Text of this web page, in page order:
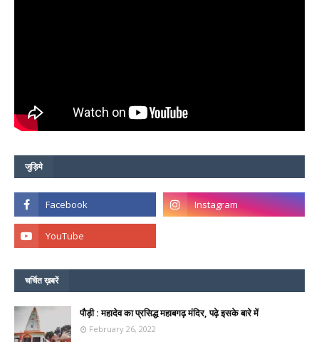
जुड़िये
चर्चित ख़बरें
पौड़ी : महादेव का प्रसिद्ध महाबगढ़ मंदिर, पढ़े इसके बारे में
February 26, 2022